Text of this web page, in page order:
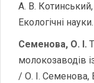
А. В.
Екологічні
Семенова, О. І.
молокозаводів
/ О. І. Семенова,